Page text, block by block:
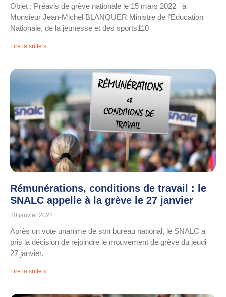
Objet : Préavis de grève nationale le 15 mars 2022 à
Monsieur Jean-Michel BLANQUER Ministre de l’Education
Nationale, de la jeunesse et des sports110
Lire la suite »
Rémunérations, conditions de travail : le
SNALC appelle à la grève le 27 janvier
20 janvier 2022
Après un vote unanime de son bureau national, le SNALC a
pris la décision de rejoindre le mouvement de grève du jeudi
27 janvier.
Lire la suite »